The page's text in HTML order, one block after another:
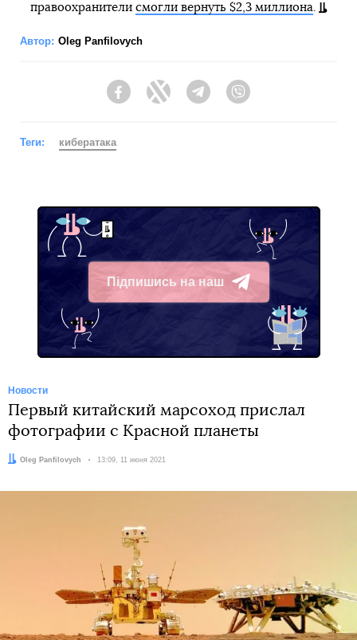
правоохранители смогли вернуть $2,3 миллиона.
Автор: Oleg Panfilovych
FacebookTwitter Telegram
Теги: кибератака
Підпишись на наш
Telegram
Новости
Первый китайский марсоход прислал
фотографии с Красной планеты
Автор:
Oleg Panfilovych Дата:
13:09, 11 июня 2021